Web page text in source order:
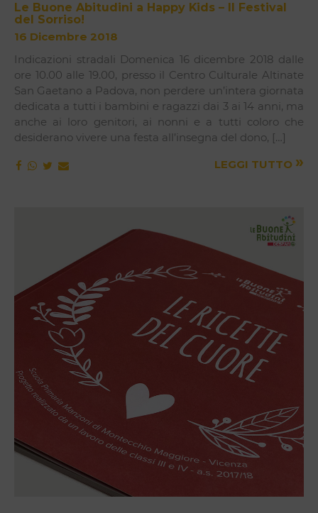
Le Buone Abitudini a Happy Kids – Il Festival
del Sorriso!
16 Dicembre 2018
Indicazioni stradali Domenica 16 dicembre 2018 dalle
ore 10.00 alle 19.00, presso il Centro Culturale Altinate
San Gaetano a Padova, non perdere un’intera giornata
dedicata a tutti i bambini e ragazzi dai 3 ai 14 anni, ma
anche ai loro genitori, ai nonni e a tutti coloro che
desiderano vivere una festa all’insegna del dono, […]
LEGGI TUTTO »